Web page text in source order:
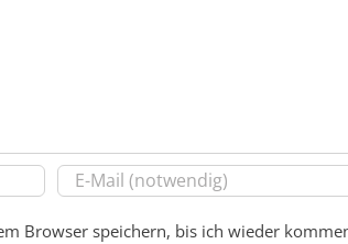
Browser speichern, bis ich wieder